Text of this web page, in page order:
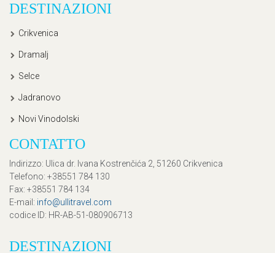
DESTINAZIONI
Crikvenica
Dramalj
Selce
Jadranovo
Novi Vinodolski
CONTATTO
Indirizzo: Ulica dr. Ivana Kostrenčića 2, 51260 Crikvenica
Telefono: +38551 784 130
Fax: +38551 784 134
E-mail : info@ullitravel.com
codice ID: HR-AB-51-080906713
DESTINAZIONI